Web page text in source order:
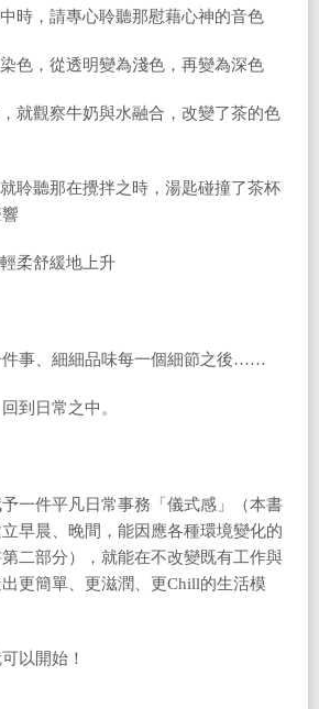
，請專心聆聽那慰藉心神的音色
，從透明變為淺色，再變為深色
觀察牛奶與水融合，改變了茶的色
聽那在攪拌之時，湯匙碰撞了茶杯
柔舒緩地上升
事、細細品味每一個細節之後……
日常之中。
件平凡日常事務「儀式感」（本書
早晨、晚間，能因應各種環境變化的
第二部分），就能在不改變既有工作與
更簡單、更滋潤、更Chill的生活模
以開始！